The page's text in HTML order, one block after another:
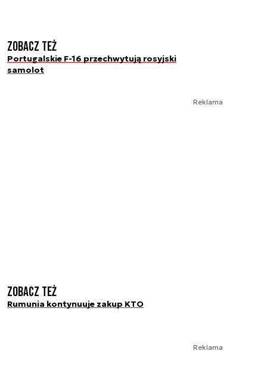
Zobacz też
Portugalskie F-16 przechwytują rosyjski
samolot
Reklama
Zobacz też
Rumunia kontynuuje zakup KTO
Reklama